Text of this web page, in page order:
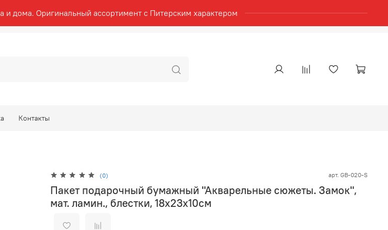
и дома. Оригинальный ассортимент с Питерским характером
Контакты
(0) арт. GB-020-S
Пакет подарочный бумажный "Акварельные сюжеты. Замок",
мат. ламин., блестки, 18x23x10см